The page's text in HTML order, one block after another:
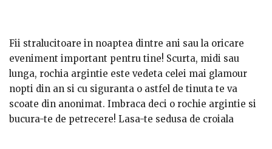
Fii stralucitoare in noaptea dintre ani sau la oricare
eveniment important pentru tine! Scurta, midi sau
lunga, rochia argintie este vedeta celei mai glamour
nopti din an si cu siguranta o astfel de tinuta te va
scoate din anonimat. Imbraca deci o rochie argintie si
bucura-te de petrecere! Lasa-te sedusa de croiala